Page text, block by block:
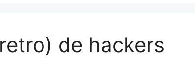
de hackers